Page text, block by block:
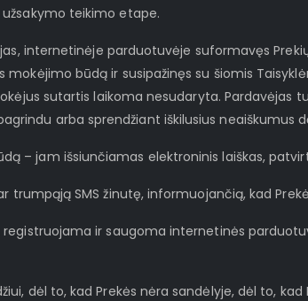
teikimo etape.
internetinėje parduotuvėje suformavęs
būdą ir susipažinęs su šiomis
sutartis laikoma nesudaryta. Pardavėjas
arba sprendžiant iškilusius neaiškumus
– jam išsiunčiamas elektroninis laiškas,
trumpąją SMS žinutę, informuojančią, kad
ir saugoma internetinės
dėl to, kad Prekės nėra sandėlyje, dėl to,